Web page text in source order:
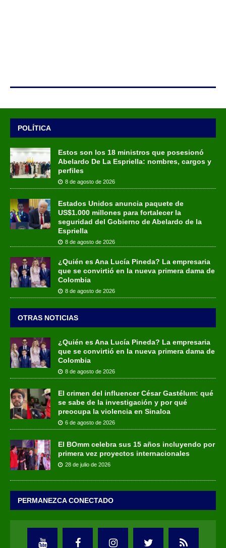
POLÍTICA
Estos son los 18 ministros que posesionó
Abelardo De La Espriella: nombres, cargos y
perfiles
8 de agosto de 2026
Estados Unidos anuncia paquete de
US$1.000 millones para fortalecer la
seguridad del Gobierno de Abelardo de la
Espriella
8 de agosto de 2026
¿Quién es Ana Lucía Pineda? La empresaria
que se convirtió en la nueva primera dama de
Colombia
8 de agosto de 2026
OTRAS NOTICIAS
¿Quién es Ana Lucía Pineda? La empresaria
que se convirtió en la nueva primera dama de
Colombia
8 de agosto de 2026
El crimen del influencer César Gastélum: qué
se sabe de la investigación y por qué
preocupa la violencia en Sinaloa
6 de agosto de 2026
El BOmm celebra sus 15 años incluyendo por
primera vez proyectos internacionales
28 de julio de 2026
PERMANEZCA CONECTADO